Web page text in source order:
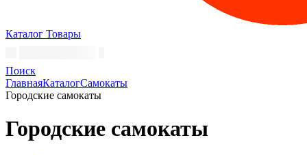
Каталог Товары
Поиск
ГлавнаяКаталогСамокаты
Городские самокаты
Городские самокаты